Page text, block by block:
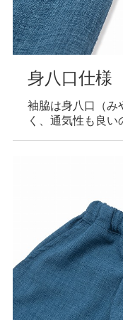
身八口仕様
袖脇は身八口（み
く、通気性も良い